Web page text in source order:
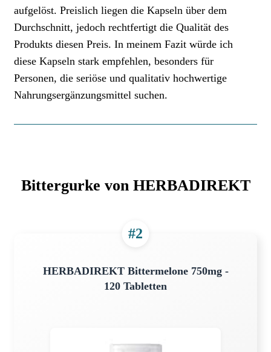
aufgelöst. Preislich liegen die Kapseln über dem
Durchschnitt, jedoch rechtfertigt die Qualität des
Produkts diesen Preis. In meinem Fazit würde ich
diese Kapseln stark empfehlen, besonders für
Personen, die seriöse und qualitativ hochwertige
Nahrungsergänzungsmittel suchen.
Bittergurke von HERBADIREKT
#2
HERBADIREKT Bittermelone 750mg -
120 Tabletten